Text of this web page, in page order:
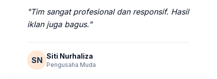
"Tim sangat profesional dan responsif. Hasil
iklan juga bagus."
SN Siti Nurhaliza
Pengusaha Muda